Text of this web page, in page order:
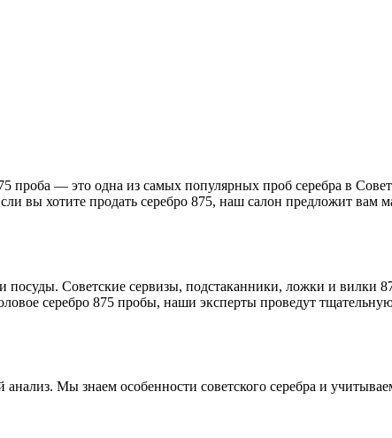
проба — это одна из самых популярных проб серебра в
вы хотите продать серебро 875, наш салон предложит вам
Советские сервизы, подстаканники, ложки и вилки
серебро 875 пробы, наши эксперты проведут
Мы знаем особенности советского серебра и